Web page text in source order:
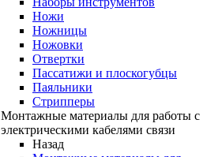
Ножи
Ножницы
Ножовки
Отвертки
Пассатижи и плоскогубцы
Паяльники
Стрипперы
Монтажные материалы для работы с
электрическими кабелями связи
Назад